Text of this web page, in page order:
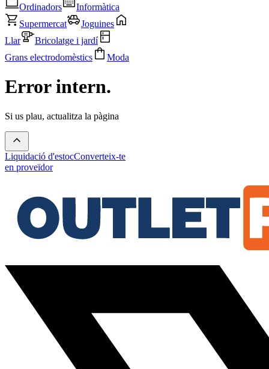
Ordinadors
Informàtica
Supermercat
Joguines
Llar
Bricolatge i jardí
Grans electrodomèstics
Moda
Error intern.
Si us plau, actualitza la pàgina
Liquidació d'estocConverteix-te
en proveïdor